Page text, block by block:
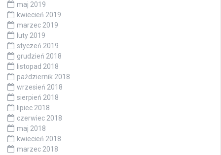
maj 2019
kwiecień 2019
marzec 2019
luty 2019
styczeń 2019
grudzień 2018
listopad 2018
październik 2018
wrzesień 2018
sierpień 2018
lipiec 2018
czerwiec 2018
maj 2018
kwiecień 2018
marzec 2018